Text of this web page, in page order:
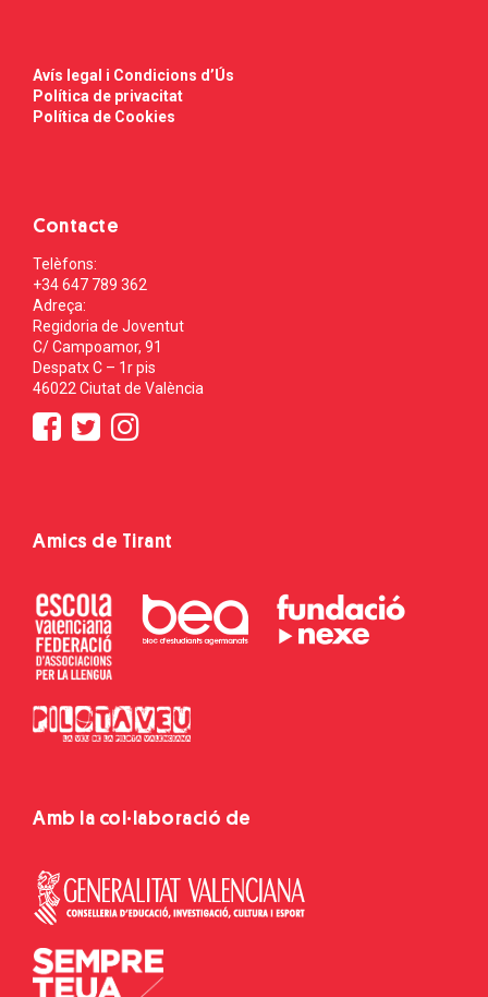
Avís legal i Condicions d’Ús
Política de privacitat
Política de Cookies
Contacte
Telèfons:
+34 647 789 362
Adreça:
Regidoria de Joventut
C/ Campoamor, 91
Despatx C – 1r pis
46022 Ciutat de València
Amics de Tirant
Amb la col·laboració de